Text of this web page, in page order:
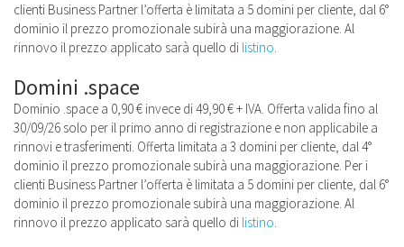
clienti Business Partner l’offerta è limitata a 5 domini per cliente, dal 6°
dominio il prezzo promozionale subirà una maggiorazione. Al
rinnovo il prezzo applicato sarà quello di listino.
Domini .space
Dominio .space a 0,90 € invece di 49,90 € + IVA. Offerta valida fino al
30/09/26 solo per il primo anno di registrazione e non applicabile a
rinnovi e trasferimenti. Offerta limitata a 3 domini per cliente, dal 4°
dominio il prezzo promozionale subirà una maggiorazione. Per i
clienti Business Partner l’offerta è limitata a 5 domini per cliente, dal 6°
dominio il prezzo promozionale subirà una maggiorazione. Al
rinnovo il prezzo applicato sarà quello di listino.